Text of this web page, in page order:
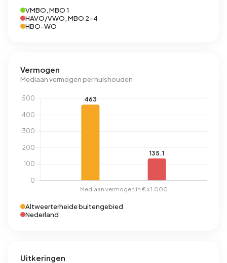
VMBO, MBO 1
HAVO/VWO, MBO 2-4
HBO-WO
Vermogen
Mediaan vermogen per huishouden
Altweerterheide buitengebied
Nederland
Uitkeringen